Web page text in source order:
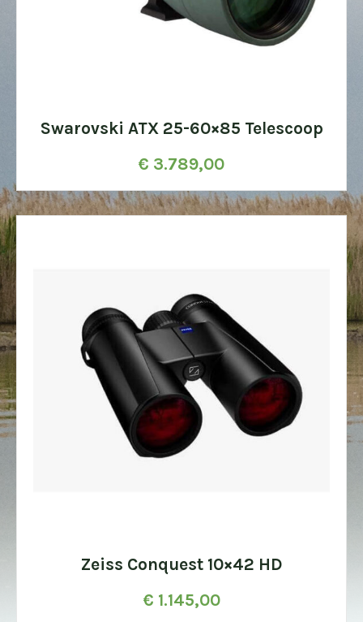
Swarovski ATX 25-60×85 Telescoop
€ 3.789,00
Zeiss Conquest 10×42 HD
€ 1.145,00